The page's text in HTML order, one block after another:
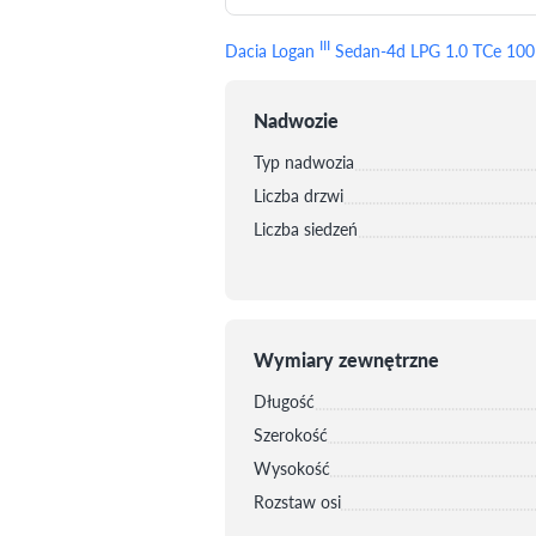
Dacia Logan III Sedan-4d LPG 1.0 TCe
Nadwozie
Typ nadwozia
Liczba drzwi
Liczba siedzeń
Wymiary zewnętrzne
Długość
Szerokość
Wysokość
Rozstaw osi